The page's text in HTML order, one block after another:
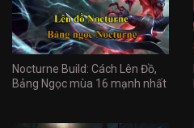
Nocturne Build: Cách Lên Đồ,
Bảng Ngọc mùa 16 mạnh nhất